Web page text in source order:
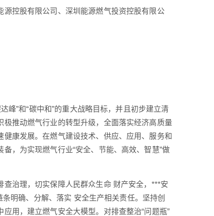
控股有限公司、深圳能源燃气投资控股有限公
峰”和“碳中和”的重大战略目标，并且初步建立清
推动燃气行业的转型升级，全面落实经济高质量
康发展。在燃气建设技术、供应、应用、服务和
，为实现燃气行业“安全、节能、高效、智慧”做
治理，切实保障人民群众生命 财产安全，***安
明确、分解、落实 安全生产相关责任。坚持创
用，建立燃气安全大模型。对排查整治“问题瓶”